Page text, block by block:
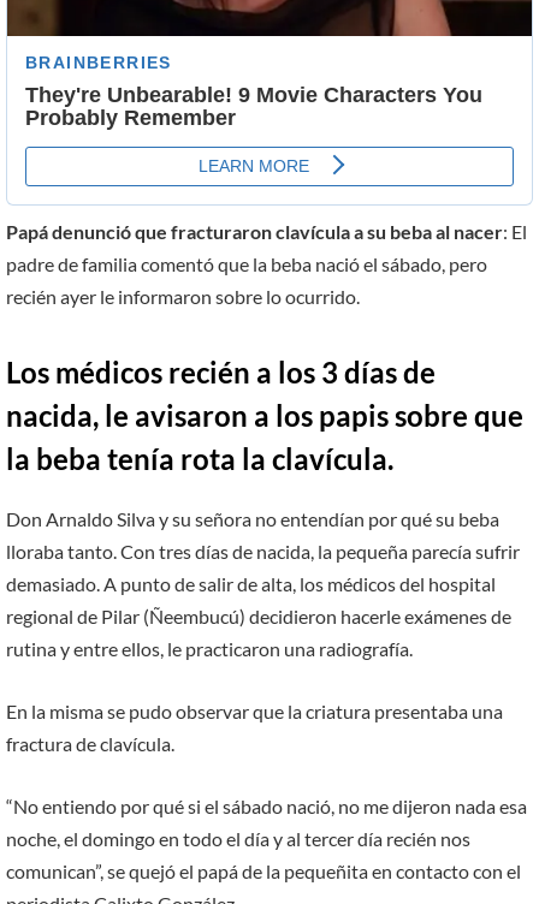
Papá denunció que fracturaron clavícula a su beba al nacer: El
padre de familia comentó que la beba nació el sábado, pero
recién ayer le informaron sobre lo ocurrido.
Los médicos recién a los 3 días de
nacida, le avisaron a los papis sobre que
la beba tenía rota la clavícula.
Don Arnaldo Silva y su señora no entendían por qué su beba
lloraba tanto. Con tres días de nacida, la pequeña parecía sufrir
demasiado. A punto de salir de alta, los médicos del hospital
regional de Pilar (Ñeembucú) decidieron hacerle exámenes de
rutina y entre ellos, le practicaron una radiografía.
En la misma se pudo observar que la criatura presentaba una
fractura de clavícula.
“No entiendo por qué si el sábado nació, no me dijeron nada esa
noche, el domingo en todo el día y al tercer día recién nos
comunican”, se quejó el papá de la pequeñita en contacto con el